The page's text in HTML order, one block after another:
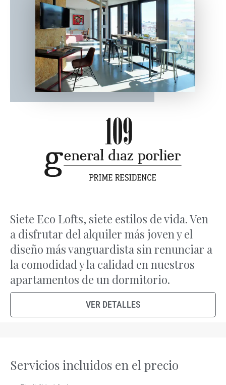
Siete Eco Lofts, siete estilos de vida. Ven
a disfrutar del alquiler más joven y el
diseño más vanguardista sin renunciar a
la comodidad y la calidad en nuestros
apartamentos de un dormitorio.
VER DETALLES
Servicios incluidos en el precio